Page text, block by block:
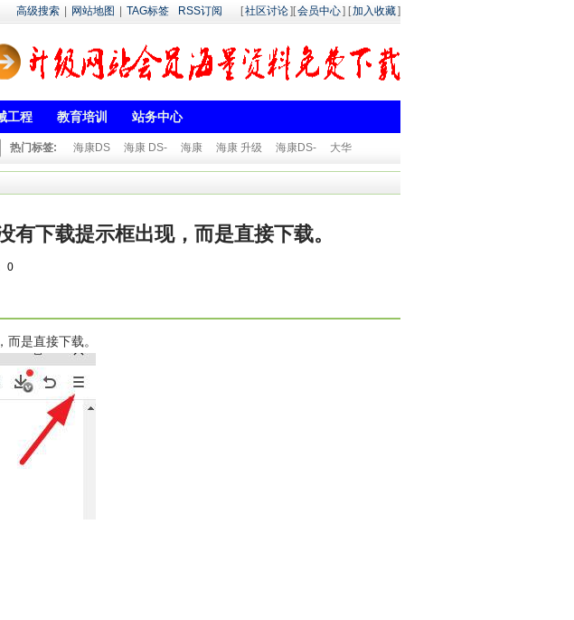
高级搜索 网站地图 TAG标签 RSS订阅 [社区讨论][会员中心] [加入收藏]
工程 教育培训 站务中心
热门标签: 海康DS 海康 DS- 海康 海康 升级 海康DS- 大华
有下载提示框出现，而是直接下载。
0
是直接下载。